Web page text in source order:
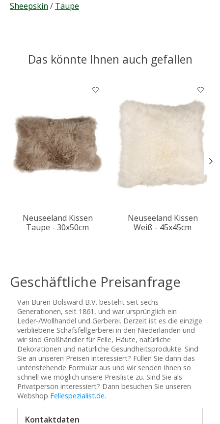
Sheepskin / Taupe
Das könnte Ihnen auch gefallen
Produkt-Karussell-Artikel
Neuseeland Kissen
Taupe - 30x50cm
Neuseeland Kissen
Weiß - 45x45cm
Geschäftliche Preisanfrage
Van Buren Bolsward B.V. besteht seit sechs
Generationen, seit 1861, und war ursprünglich ein
Leder-/Wollhandel und Gerberei. Derzeit ist es die einzige
verbliebene Schafsfellgerberei in den Niederlanden und
wir sind Großhändler für Felle, Häute, natürliche
Dekorationen und natürliche Gesundheitsprodukte. Sind
Sie an unseren Preisen interessiert? Füllen Sie dann das
untenstehende Formular aus und wir senden Ihnen so
schnell wie möglich unsere Preisliste zu. Sind Sie als
Privatperson interessiert? Dann besuchen Sie unseren
Webshop Fellespezialist.de.
Kontaktdaten